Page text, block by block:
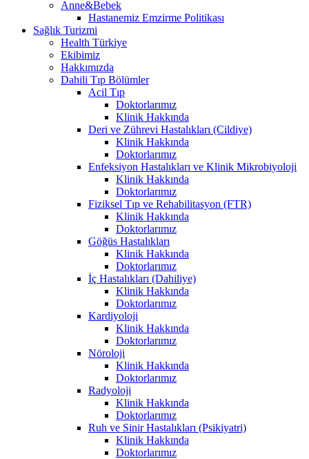
Anne&Bebek
Hastanemiz Emzirme Politikası
Sağlık Turizmi
Health Türkiye
Ekibimiz
Hakkımızda
Dahili Tıp Bölümler
Acil Tıp
Doktorlarımız
Klinik Hakkında
Deri ve Zührevi Hastalıkları (Cildiye)
Klinik Hakkında
Doktorlarımız
Enfeksiyon Hastalıkları ve Klinik Mikrobiyoloji
Klinik Hakkında
Doktorlarımız
Fiziksel Tıp ve Rehabilitasyon (FTR)
Klinik Hakkında
Doktorlarımız
Göğüs Hastalıkları
Klinik Hakkında
Doktorlarımız
İç Hastalıkları (Dahiliye)
Klinik Hakkında
Doktorlarımız
Kardiyoloji
Klinik Hakkında
Doktorlarımız
Nöroloji
Klinik Hakkında
Doktorlarımız
Radyoloji
Klinik Hakkında
Doktorlarımız
Ruh ve Sinir Hastalıkları (Psikiyatri)
Klinik Hakkında
Doktorlarımız